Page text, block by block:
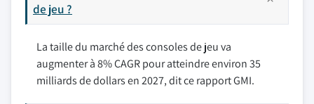
de jeu ?
La taille du marché des consoles de jeu va
augmenter à 8% CAGR pour atteindre environ 35
milliards de dollars en 2027, dit ce rapport GMI.